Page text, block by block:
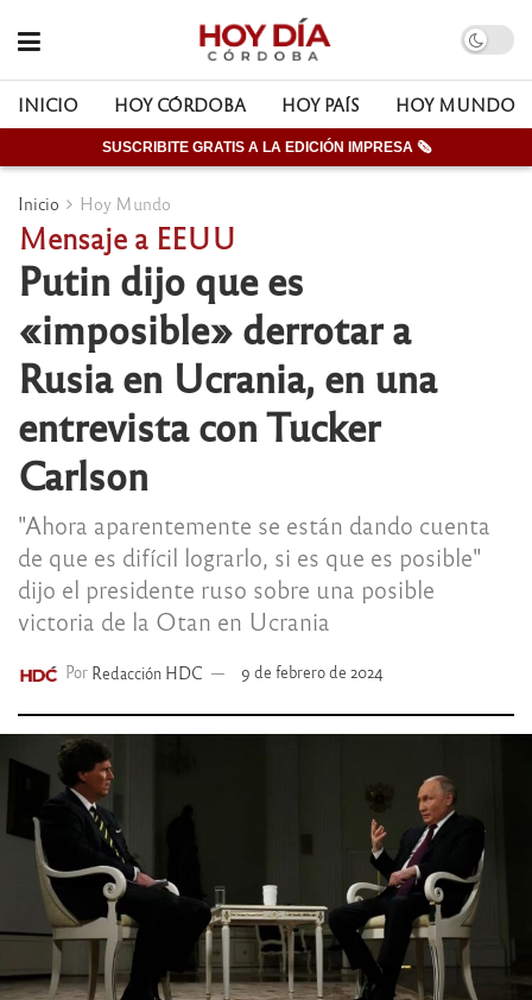
INICIO HOY CÓRDOBA HOY PAÍS HOY MUNDO
SUSCRIBITE GRATIS A LA EDICIÓN IMPRESA 🗞
Inicio Hoy Mundo
Mensaje a EEUU
Putin dijo que es
«imposible» derrotar a
Rusia en Ucrania, en una
entrevista con Tucker
Carlson
"Ahora aparentemente se están dando cuenta
de que es difícil lograrlo, si es que es posible"
dijo el presidente ruso sobre una posible
victoria de la Otan en Ucrania
Por Redacción HDC 9 de febrero de 2024